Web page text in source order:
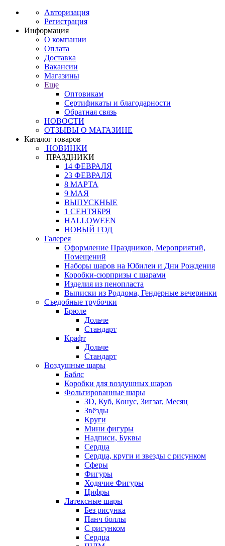
Авторизация
Регистрация
Информация
О компании
Оплата
Доставка
Вакансии
Магазины
Еще
Оптовикам
Сертификаты и благодарности
Обратная связь
НОВОСТИ
ОТЗЫВЫ О МАГАЗИНЕ
Каталог товаров
НОВИНКИ
ПРАЗДНИКИ
14 ФЕВРАЛЯ
23 ФЕВРАЛЯ
8 МАРТА
9 МАЯ
ВЫПУСКНЫЕ
1 СЕНТЯБРЯ
HALLOWEEN
НОВЫЙ ГОД
Галерея
Оформление Праздников, Мероприятий,
Помещений
Наборы шаров на Юбилеи и Дни Рождения
Коробки-сюрпризы с шарами
Изделия из пенопласта
Выписки из Роддома, Гендерные вечеринки
Съедобные трубочки
Брюле
Дольче
Стандарт
Крафт
Дольче
Стандарт
Воздушные шары
Баблс
Коробки для воздушных шаров
Фольгированные шары
3D, Куб, Конус, Зигзаг, Месяц
Звёзды
Круги
Мини фигуры
Надписи, Буквы
Сердца
Сердца, круги и звезды с рисунком
Сферы
Фигуры
Ходячие Фигуры
Цифры
Латексные шары
Без рисунка
Панч боллы
С рисунком
Сердца